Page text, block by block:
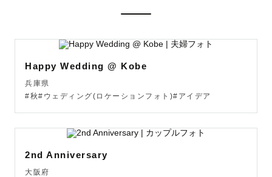
ロケーションが素敵なところでのお写真ももちろん良いの
街だった、ここよく行ったよね」と様々な思い出がついて
くる、思い出の地、今住んでいる家や場所での撮影をおす
いても素敵に写真に残す自信があります。今、ここに生き
ている、生活しているという特別な日常を残しましょう。
ご自宅など、室内での撮影もお任せください！
Happy Wedding @ Kobe
兵庫県
#秋#ウェディング(ロケーションフォト)#アイデア
2nd Anniversary
大阪府